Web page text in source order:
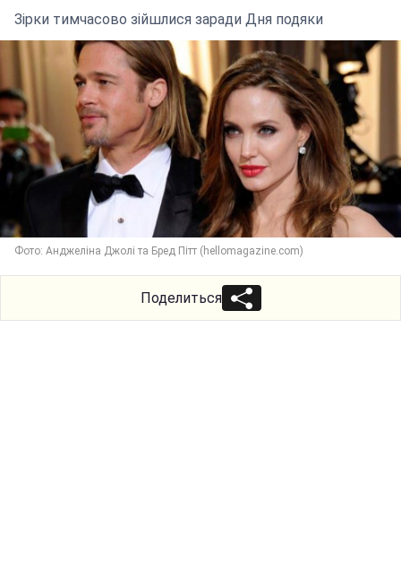
Зірки тимчасово зійшлися заради Дня подяки
Фото: Анджеліна Джолі та Бред Пітт (hellomagazine.com)
Поделиться